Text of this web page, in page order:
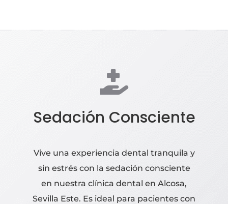

Sedación Consciente
Vive una experiencia dental tranquila y
sin estrés con la sedación consciente
en nuestra clínica dental en Alcosa,
Sevilla Este. Es ideal para pacientes con